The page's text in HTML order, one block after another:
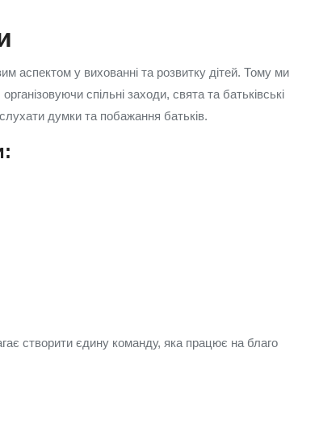
аспектом у вихованні та розвитку дітей. Тому ми
спільні заходи, свята та батьківські
думки та побажання батьків.
створити єдину команду, яка працює на благо